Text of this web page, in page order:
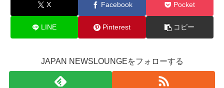
X Facebook Pocket
LINE Pinterest コピー
JAPAN NEWSLOUNGEをフォローする